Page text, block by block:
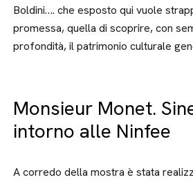
Boldini…. che esposto qui vuole
promessa, quella di scoprire, con
profondità, il patrimonio culturale
Monsieur Monet.
intorno alle Ninfee
A corredo della mostra è stata